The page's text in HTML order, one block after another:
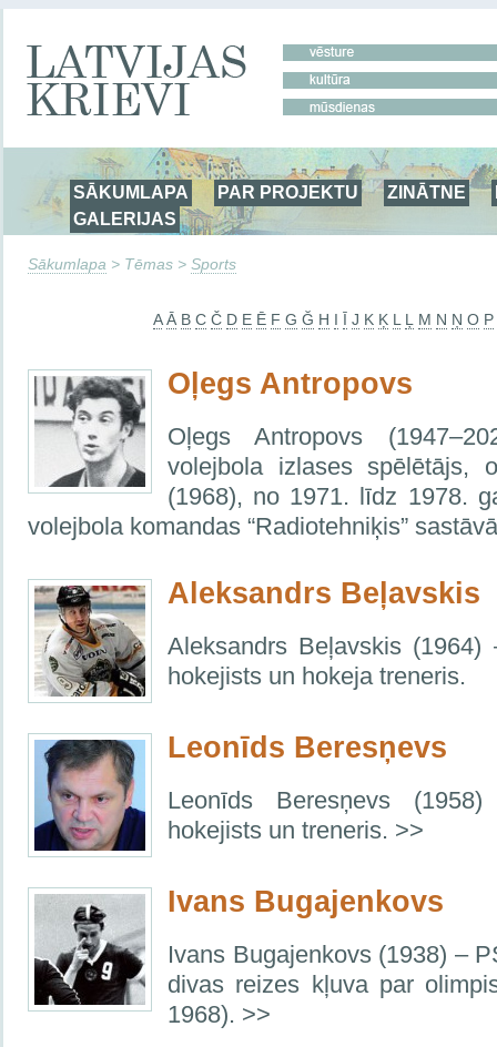
SĀKUMLAPA PAR PROJEKTU ZINĀTNE
GALERIJAS
Sākumlapa > Tēmas > Sports
A Ā B C Č D E Ē F G Ğ H I Ī J K Ķ L Ļ M N Ņ O P
Oļegs Antropovs
Oļegs Antropovs
volejbola izlases spēlētājs,
(1968), no 1971. līdz 1978.
volejbola komandas “Radiotehniķis”
Aleksandrs Beļavskis
Aleksandrs Beļavskis (1964)
hokejists un hokeja treneris.
Leonīds Beresņevs
Leonīds Beresņevs
hokejists un treneris. >>
Ivans Bugajenkovs
Ivans Bugajenkovs (1938) –
divas reizes kļuva par
1968). >>